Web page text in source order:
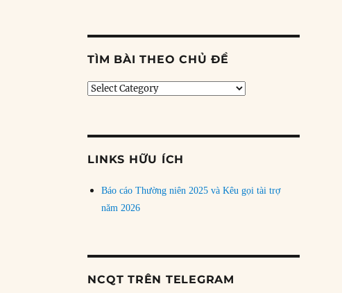
TÌM BÀI THEO CHỦ ĐỀ
Tìm
LINKS HỮU ÍCH
Báo cáo Thường niên 2025 và Kêu gọi tài trợ
năm 2026
NCQT TRÊN TELEGRAM